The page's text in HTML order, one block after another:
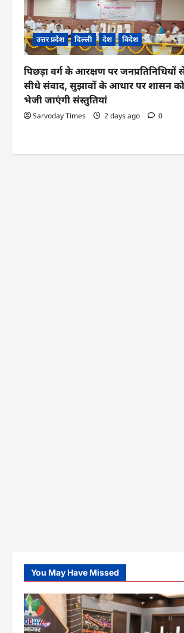
g
a
t
i
o
उत्तर प्रदेश दिल्ली देश विदेश
पिछड़ा वर्ग के आरक्षण पर जनप्रतिनिधियों
सीधे संवाद, सुझावों के आधार पर शासन को
भेजी जाएंगी संस्तुतियां
Sarvoday Times 2 days ago 0
You May Have Missed